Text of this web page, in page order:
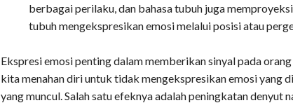
berbagai perilaku, dan bahasa tubuh juga
tubuh mengekspresikan emosi melalui posisi atau
Ekspresi emosi penting dalam memberikan sinyal pada
kita menahan diri untuk tidak mengekspresikan emosi yang
yang muncul. Salah satu efeknya adalah peningkatan denyut